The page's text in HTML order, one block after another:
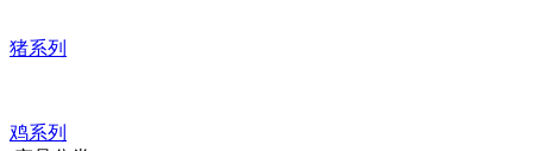
猪系列
鸡系列